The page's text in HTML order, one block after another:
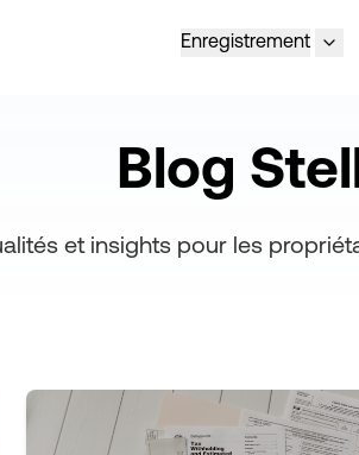
Enregistrement
Blog
et insights pour les